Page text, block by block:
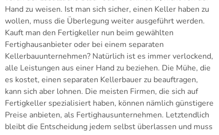
Hand zu weisen. Ist man sich sicher, einen Keller haben zu
wollen, muss die Überlegung weiter ausgeführt werden.
Kauft man den Fertigkeller nun beim gewählten
Fertighausanbieter oder bei einem separaten
Kellerbauunternehmen? Natürlich ist es immer verlockend,
alle Leistungen aus einer Hand zu beziehen. Die Mühe, die
es kostet, einen separaten Kellerbauer zu beauftragen,
kann sich aber lohnen. Die meisten Firmen, die sich auf
Fertigkeller spezialisiert haben, können nämlich günstigere
Preise anbieten, als Fertighausunternehmen. Letztendlich
bleibt die Entscheidung jedem selbst überlassen und muss